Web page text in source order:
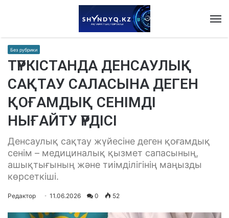
Без рубрики
ТҮРКІСТАНДА ДЕНСАУЛЫҚ
САҚТАУ САЛАСЫНА ДЕГЕН
ҚОҒАМДЫҚ СЕНІМДІ
НЫҒАЙТУ ҮРДІСІ
Денсаулық сақтау жүйесіне деген қоғамдық
сенім – медициналық қызмет сапасының,
ашықтығының және тиімділігінің маңызды
көрсеткіші.
Редактор 11.06.2026 0 52